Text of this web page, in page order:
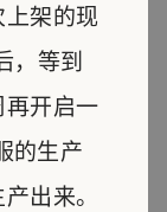
架的现
，等到
开启一
的生产
出来。